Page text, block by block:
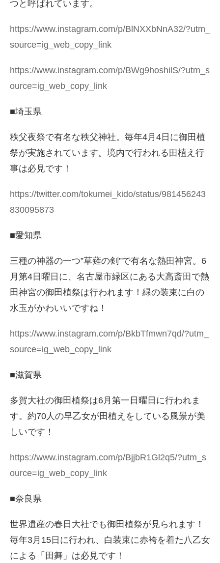
つと呼ばれています。
https://www.instagram.com/p/BlNXXbNnA32/?utm_
source=ig_web_copy_link
https://www.instagram.com/p/BWg9hoshilS/?utm_s
ource=ig_web_copy_link
■埼玉県
秩父夜祭で有名な秩父神社。毎年4月4日に御田植
祭が実施されています。境内で行われる田植え行
事は必見です！
https://twitter.com/tokumei_kido/status/981456243
830095873
■愛知県
三種の神器の一つ”草薙の剣”で有名な熱田神宮。6
月第4日曜日に、名古屋市緑区にある大高斎田で熱
田神宮の御田植祭は行われます！緑の装束に白の
水玉がかわいいですね！
https://www.instagram.com/p/BkbTfmwn7qd/?utm_
source=ig_web_copy_link
■滋賀県
多賀大社の御田植祭は6月第一日曜日に行われま
す。約70人の早乙女が田植えをしている風景が美
しいです！
https://www.instagram.com/p/BjjbR1Gl2q5/?utm_s
ource=ig_web_copy_link
■奈良県
世界遺産の春日大社でも御田植祭が見られます！
毎年3月15日に行われ、白装束に赤袴を着た八乙女
による「田舞」は必見です！